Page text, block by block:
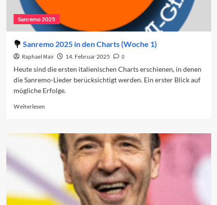
Sanremo 2025
Sanremo 2025 in den Charts (Woche 1)
Raphael Mair 14. Februar 2025
0
Heute sind die ersten italienischen Charts erschienen, in denen
die Sanremo-Lieder berücksichtigt werden. Ein erster Blick auf
mögliche Erfolge.
WeiterlesenRead
Sanremo
2025
(Woche